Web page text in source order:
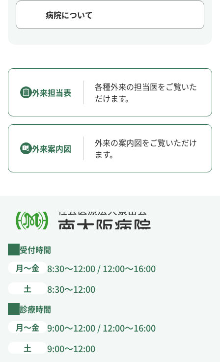
病院について
外来担当表
各種外来の担当医をご覧いた
だけます。
外来案内図
外来の案内図をご覧いただけ
ます。
受付時間
月～金
8:30～12:00 / 12:00～16:00
土 8:30～12:00
診療時間
月～金
9:00～12:00 / 12:00～16:00
土 9:00～12:00